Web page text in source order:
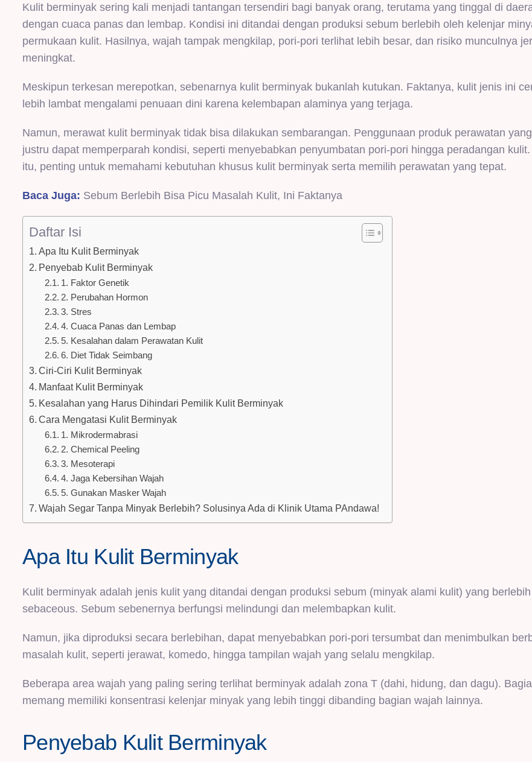
Kulit berminyak sering kali menjadi tantangan tersendiri bagi banyak orang, terutama yang tinggal di
dengan cuaca panas dan lembap. Kondisi ini ditandai dengan produksi sebum berlebih oleh kelenjar
permukaan kulit. Hasilnya, wajah tampak mengkilap, pori-pori terlihat lebih besar, dan risiko munculnya
meningkat.
Meskipun terkesan merepotkan, sebenarnya kulit berminyak bukanlah kutukan. Faktanya, kulit jenis ini
lebih lambat mengalami penuaan dini karena kelembapan alaminya yang terjaga.
Namun, merawat kulit berminyak tidak bisa dilakukan sembarangan. Penggunaan produk perawatan
justru dapat memperparah kondisi, seperti menyebabkan penyumbatan pori-pori hingga peradangan
itu, penting untuk memahami kebutuhan khusus kulit berminyak serta memilih perawatan yang tepat.
Baca Juga: Sebum Berlebih Bisa Picu Masalah Kulit, Ini Faktanya
Daftar Isi
Apa Itu Kulit Berminyak
Penyebab Kulit Berminyak
1. Faktor Genetik
2. Perubahan Hormon
3. Stres
4. Cuaca Panas dan Lembap
5. Kesalahan dalam Perawatan Kulit
6. Diet Tidak Seimbang
Ciri-Ciri Kulit Berminyak
Manfaat Kulit Berminyak
Kesalahan yang Harus Dihindari Pemilik Kulit Berminyak
Cara Mengatasi Kulit Berminyak
1. Mikrodermabrasi
2. Chemical Peeling
3. Mesoterapi
4. Jaga Kebersihan Wajah
5. Gunakan Masker Wajah
Wajah Segar Tanpa Minyak Berlebih? Solusinya Ada di Klinik Utama PAndawa!
Apa Itu Kulit Berminyak
Kulit berminyak adalah jenis kulit yang ditandai dengan produksi sebum (minyak alami kulit) yang
sebaceous. Sebum sebenernya berfungsi melindungi dan melembapkan kulit.
Namun, jika diproduksi secara berlebihan, dapat menyebabkan pori-pori tersumbat dan menimbulkan
masalah kulit, seperti jerawat, komedo, hingga tampilan wajah yang selalu mengkilap.
Beberapa area wajah yang paling sering terlihat berminyak adalah zona T (dahi, hidung, dan dagu).
memang memiliki konsentrasi kelenjar minyak yang lebih tinggi dibanding bagian wajah lainnya.
Penyebab Kulit Berminyak